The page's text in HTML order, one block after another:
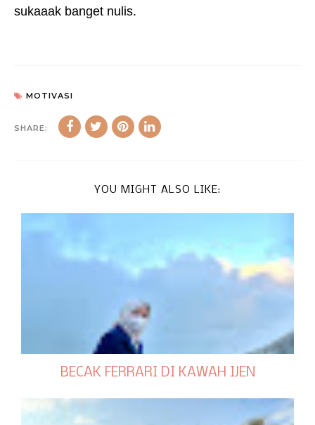
sukaaak banget nulis.
MOTIVASI
SHARE:
YOU MIGHT ALSO LIKE:
BECAK FERRARI DI KAWAH IJEN